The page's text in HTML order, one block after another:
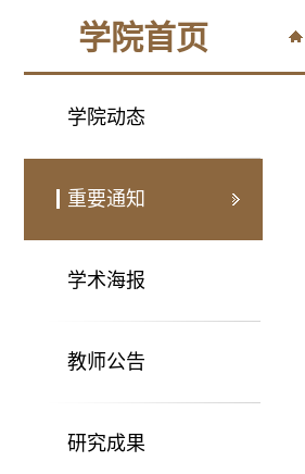
学院首页
学院动态
重要通知
学术海报
教师公告
研究成果